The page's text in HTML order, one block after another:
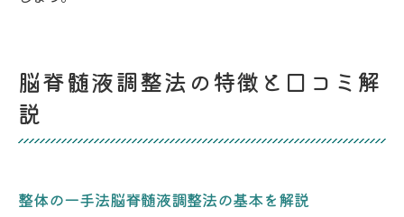
脳脊髄液調整法の特徴と口コミ解
説
整体の一手法脳脊髄液調整法の基本を解説